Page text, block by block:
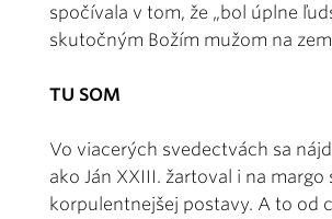
spočívala v tom, že „bol úplne
skutočným Božím mužom na
TU SOM
Vo viacerých svedectvách sa
ako Ján XXIII. žartoval i na margo
korpulentnejšej postavy. A to od